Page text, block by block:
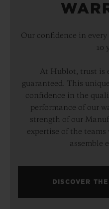
Our confidence in
10
At Hublot, trust is
guaranteed. This
confidence in the
performance of our
strength of our
expertise of the teams
assemble
DISCOVER